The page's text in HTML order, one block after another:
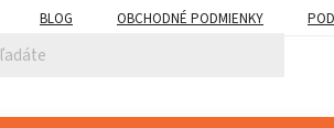
BLOG OBCHODNÉ PODMIENKY